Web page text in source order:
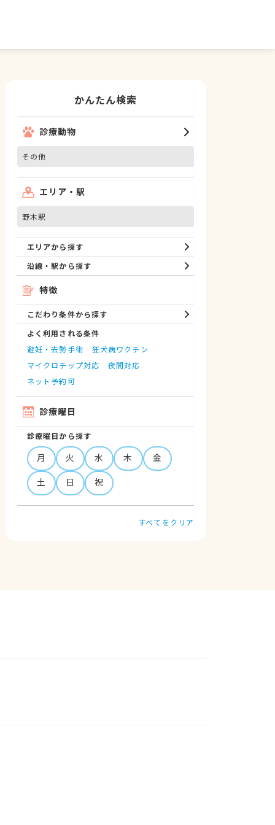
かんたん検索
診療動物
その他
エリア・駅
野木駅
エリアから探す
沿線・駅から探す
特徴
こだわり条件から探す
よく利用される条件
避妊・去勢手術
狂犬病ワクチン
マイクロチップ対応
夜間対応
ネット予約可
診療曜日
診療曜日から探す
月 火 水 木
金
土
日 祝
すべてをクリア